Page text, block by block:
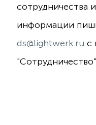
сотрудничества
информации
ds@lightwerk.ru с
"Сотрудничество"